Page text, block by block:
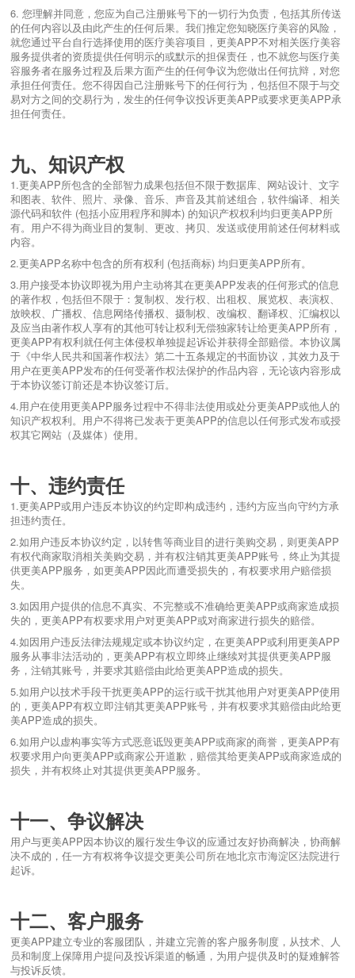
6. 您理解并同意，您应为自己注册账号下的一切行为负责，包括其所传送
的任何内容以及由此产生的任何后果。我们推定您知晓医疗美容的风险，
就您通过平台自行选择使用的医疗美容项目，更美APP不对相关医疗美容
服务提供者的资质提供任何明示的或默示的担保责任，也不就您与医疗美
容服务者在服务过程及后果方面产生的任何争议为您做出任何抗辩，对您
承担任何责任。您不得因自己注册账号下的任何行为，包括但不限于与交
易对方之间的交易行为，发生的任何争议投诉更美APP或要求更美APP承
担任何责任。
九、知识产权
1.更美APP所包含的全部智力成果包括但不限于数据库、网站设计、文字
和图表、软件、照片、录像、音乐、声音及其前述组合，软件编译、相关
源代码和软件 (包括小应用程序和脚本) 的知识产权权利均归更美APP所
有。用户不得为商业目的复制、更改、拷贝、发送或使用前述任何材料或
内容。
2.更美APP名称中包含的所有权利 (包括商标) 均归更美APP所有。
3.用户接受本协议即视为用户主动将其在更美APP发表的任何形式的信息
的著作权，包括但不限于：复制权、发行权、出租权、展览权、表演权、
放映权、广播权、信息网络传播权、摄制权、改编权、翻译权、汇编权以
及应当由著作权人享有的其他可转让权利无偿独家转让给更美APP所有，
更美APP有权利就任何主体侵权单独提起诉讼并获得全部赔偿。本协议属
于《中华人民共和国著作权法》第二十五条规定的书面协议，其效力及于
用户在更美APP发布的任何受著作权法保护的作品内容，无论该内容形成
于本协议签订前还是本协议签订后。
4.用户在使用更美APP服务过程中不得非法使用或处分更美APP或他人的
知识产权权利。用户不得将已发表于更美APP的信息以任何形式发布或授
权其它网站（及媒体）使用。
十、违约责任
1.更美APP或用户违反本协议的约定即构成违约，违约方应当向守约方承
担违约责任。
2.如用户违反本协议约定，以转售等商业目的进行美购交易，则更美APP
有权代商家取消相关美购交易，并有权注销其更美APP账号，终止为其提
供更美APP服务，如更美APP因此而遭受损失的，有权要求用户赔偿损
失。
3.如因用户提供的信息不真实、不完整或不准确给更美APP或商家造成损
失的，更美APP有权要求用户对更美APP或对商家进行损失的赔偿。
4.如因用户违反法律法规规定或本协议约定，在更美APP或利用更美APP
服务从事非法活动的，更美APP有权立即终止继续对其提供更美APP服
务，注销其账号，并要求其赔偿由此给更美APP造成的损失。
5.如用户以技术手段干扰更美APP的运行或干扰其他用户对更美APP使用
的，更美APP有权立即注销其更美APP账号，并有权要求其赔偿由此给更
美APP造成的损失。
6.如用户以虚构事实等方式恶意诋毁更美APP或商家的商誉，更美APP有
权要求用户向更美APP或商家公开道歉，赔偿其给更美APP或商家造成的
损失，并有权终止对其提供更美APP服务。
十一、争议解决
用户与更美APP因本协议的履行发生争议的应通过友好协商解决，协商解
决不成的，任一方有权将争议提交更美公司所在地北京市海淀区法院进行
起诉。
十二、客户服务
更美APP建立专业的客服团队，并建立完善的客户服务制度，从技术、人
员和制度上保障用户提问及投诉渠道的畅通，为用户提供及时的疑难解答
与投诉反馈。